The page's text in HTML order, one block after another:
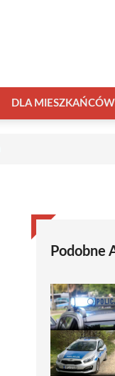
DLA MIESZKAŃCÓW
Podobne